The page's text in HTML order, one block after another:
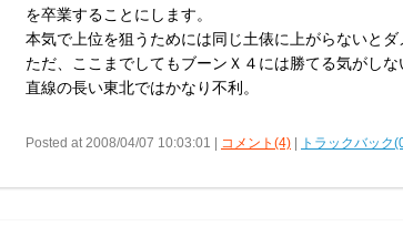
を卒業することにします。
本気で上位を狙うためには同じ土俵に上がらないとダ
ただ、ここまでしてもブーンＸ４には勝てる気がしな
直線の長い東北ではかなり不利。
Posted at 2008/04/07 10:03:01 | コメント(4) トラックバック